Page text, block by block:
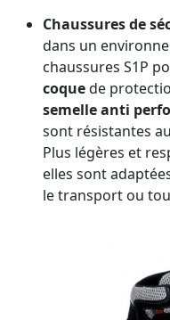
Chaussures de
dans un
chaussures S1P
coquede
semelle anti
sont résistantes
Plus légères et
elles sont
le transport ou